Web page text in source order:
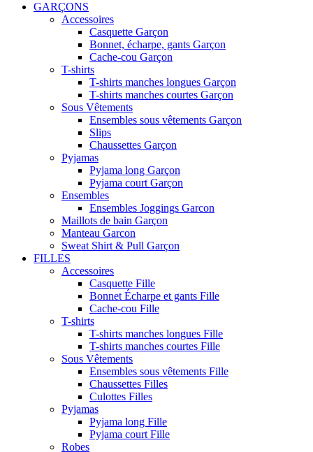
GARÇONS
Accessoires
Casquette Garçon
Bonnet, écharpe, gants Garçon
Cache-cou Garçon
T-shirts
T-shirts manches longues Garçon
T-shirts manches courtes Garçon
Sous Vêtements
Ensembles sous vêtements Garçon
Slips
Chaussettes Garçon
Pyjamas
Pyjama long Garçon
Pyjama court Garçon
Ensembles
Ensembles Joggings Garcon
Maillots de bain Garçon
Manteau Garcon
Sweat Shirt & Pull Garçon
FILLES
Accessoires
Casquette Fille
Bonnet Écharpe et gants Fille
Cache-cou Fille
T-shirts
T-shirts manches longues Fille
T-shirts manches courtes Fille
Sous Vêtements
Ensembles sous vêtements Fille
Chaussettes Filles
Culottes Filles
Pyjamas
Pyjama long Fille
Pyjama court Fille
Robes